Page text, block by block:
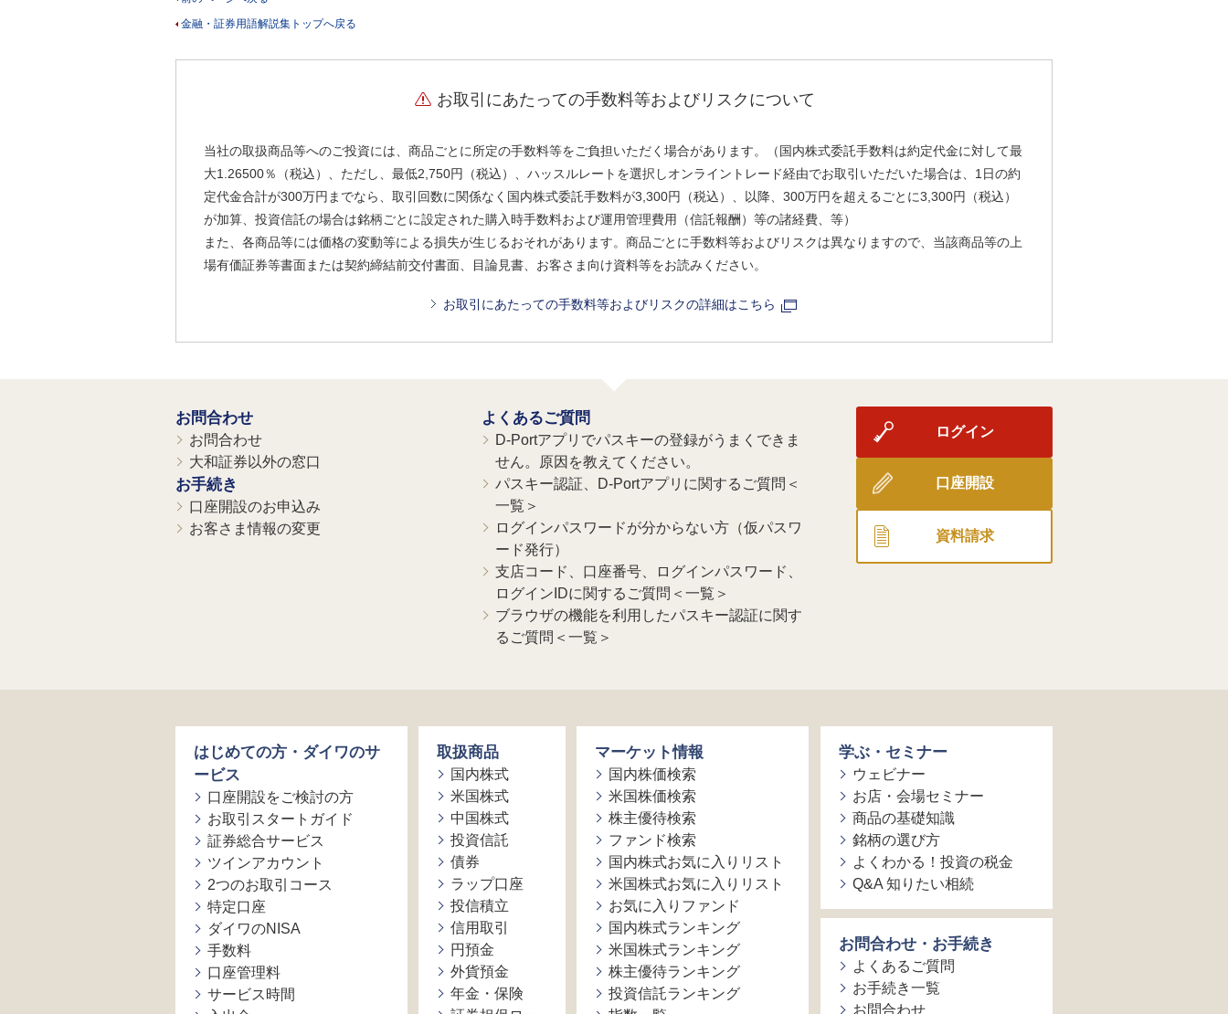
金融・証券用語解説集トップへ戻る
お取引にあたっての手数料等およびリスクについて
当社の取扱商品等へのご投資には、商品ごとに所定の手数料等をご負担いただく場合があります。（国内株式委託手数料は約定代金に対して最
大1.26500％（税込）、ただし、最低2,750円（税込）、ハッスルレートを選択しオンライントレード経由でお取引いただいた場合は、1日の約
定代金合計が300万円までなら、取引回数に関係なく国内株式委託手数料が3,300円（税込）、以降、300万円を超えるごとに3,300円（税込）
が加算、投資信託の場合は銘柄ごとに設定された購入時手数料および運用管理費用（信託報酬）等の諸経費、等）
また、各商品等には価格の変動等による損失が生じるおそれがあります。商品ごとに手数料等およびリスクは異なりますので、当該商品等の上
場有価証券等書面または契約締結前交付書面、目論見書、お客さま向け資料等をお読みください。
お取引にあたっての手数料等およびリスクの詳細はこちら
お問合わせ
お問合わせ
大和証券以外の窓口
お手続き
口座開設のお申込み
お客さま情報の変更
よくあるご質問
D-Portアプリでパスキーの登録がうまくできま
せん。原因を教えてください。
パスキー認証、D-Portアプリに関するご質問＜
一覧＞
ログインパスワードが分からない方（仮パスワ
ード発行）
支店コード、口座番号、ログインパスワード、
ログインIDに関するご質問＜一覧＞
ブラウザの機能を利用したパスキー認証に関す
るご質問＜一覧＞
ログイン
口座開設
資料請求
はじめての方・ダイワのサ
ービス
口座開設をご検討の方
お取引スタートガイド
証券総合サービス
ツインアカウント
2つのお取引コース
特定口座
ダイワのNISA
手数料
口座管理料
サービス時間
取扱商品
国内株式
米国株式
中国株式
投資信託
債券
ラップ口座
投信積立
信用取引
円預金
外貨預金
年金・保険
マーケット情報
国内株価検索
米国株価検索
株主優待検索
ファンド検索
国内株式お気に入りリスト
米国株式お気に入りリスト
お気に入りファンド
国内株式ランキング
米国株式ランキング
株主優待ランキング
投資信託ランキング
学ぶ・セミナー
ウェビナー
お店・会場セミナー
商品の基礎知識
銘柄の選び方
よくわかる！投資の税金
Q&A 知りたい相続
お問合わせ・お手続き
よくあるご質問
お手続き一覧
お問合わせ